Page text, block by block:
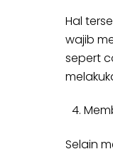
Hal
wajib
sepert
Selain